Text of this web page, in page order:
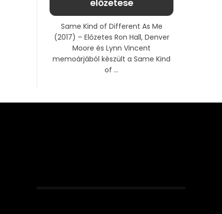
előzetese
Same Kind of Different As Me
(2017) – Előzetes Ron Hall, Denver
Moore és Lynn Vincent
memoárjából készült a Same Kind
of ...